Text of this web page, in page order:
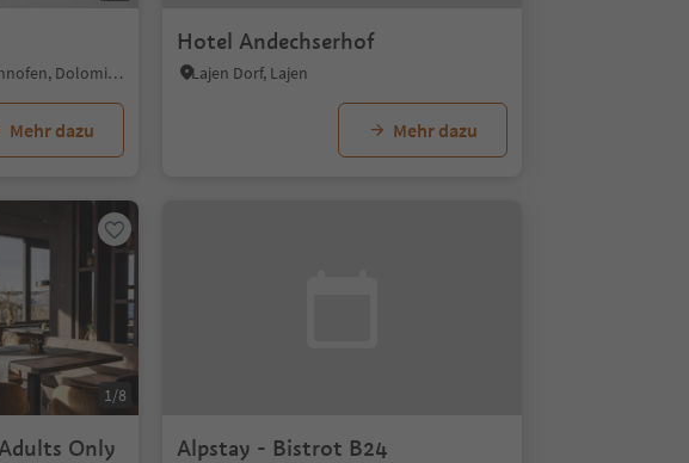
Deutschnofen Dorf, Deutschnofen, Dolomitenregion Eggental
Mehr dazu
Hotel Andechserhof
Lajen Dorf, Lajen
Mehr dazu
1/8
Only Alpstay - Bistrot B24